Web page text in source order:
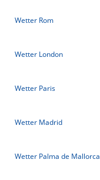
Wetter Rom
Wetter London
Wetter Paris
Wetter Madrid
Wetter Palma de Mallorca